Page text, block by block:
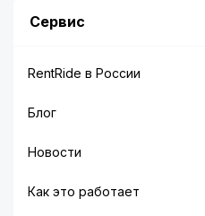
Сервис
RentRide в России
Блог
Новости
Как это работает